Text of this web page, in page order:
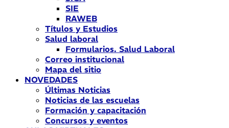
SIE
RAWEB
Títulos y Estudios
Salud laboral
Formularios. Salud Laboral
Correo institucional
Mapa del sitio
NOVEDADES
Últimas Noticias
Noticias de las escuelas
Formación y capacitación
Concursos y eventos